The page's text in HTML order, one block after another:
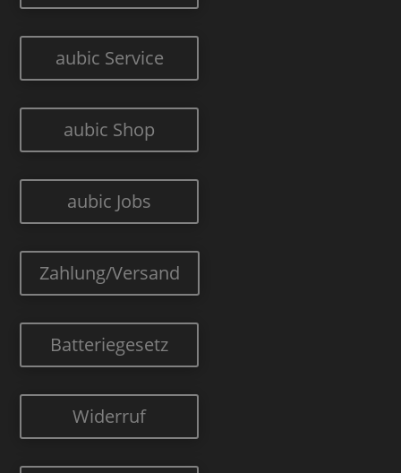
aubic Service
aubic Shop
aubic Jobs
Zahlung/Versand
Batteriegesetz
Widerruf